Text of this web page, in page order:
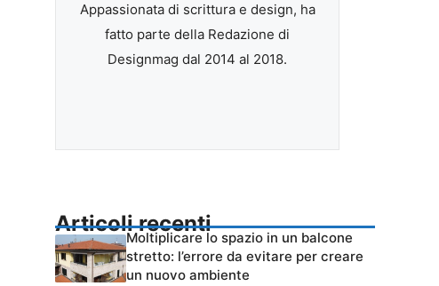
Appassionata di scrittura e design, ha
fatto parte della Redazione di
Designmag dal 2014 al 2018.
Articoli recenti
Moltiplicare lo spazio in un balcone
stretto: l’errore da evitare per creare
un nuovo ambiente